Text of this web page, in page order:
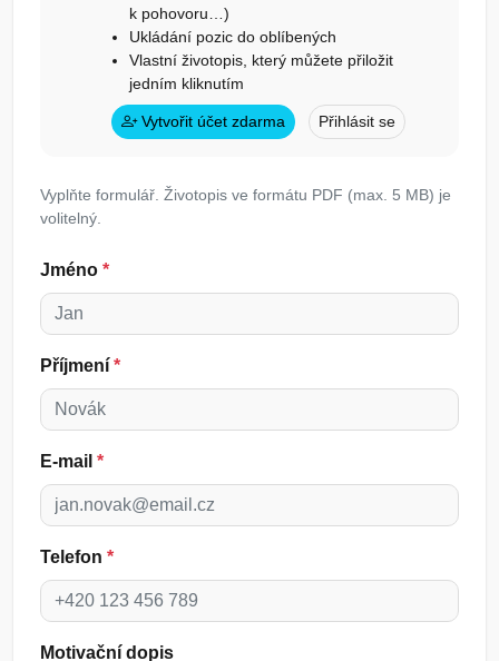
k pohovoru…)
Ukládání pozic do oblíbených
Vlastní životopis, který můžete přiložit
jedním kliknutím
Vytvořit účet zdarma Přihlásit se
Vyplňte formulář. Životopis ve formátu PDF (max. 5 MB) je
volitelný.
Jméno *
Příjmení *
E-mail *
Telefon *
Motivační dopis